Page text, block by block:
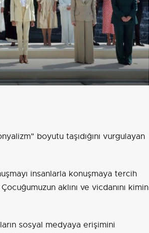
boyutu taşıdığını vurgulayan
insanlarla konuşmaya tercih
aklını ve vicdanını kimin
sosyal medyaya erişimini